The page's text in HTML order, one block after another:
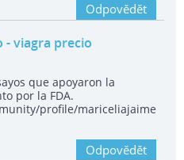
Odpovědět
- viagra precio
que apoyaron la
por la FDA.
profile/mariceliajaime
Odpovědět